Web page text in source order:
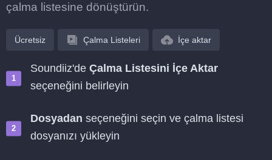
çalma listesine dönüştürün.
Ücretsiz Çalma Listeleri İçe aktar
Soundiiz'de Çalma Listesini İçe Aktar
seçeneğini belirleyin
Dosyadan seçeneğini seçin ve çalma listesi
dosyanızı yükleyin